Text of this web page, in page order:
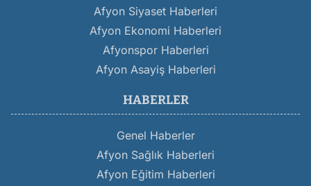
Afyon Siyaset Haberleri
Afyon Ekonomi Haberleri
Afyonspor Haberleri
Afyon Asayiş Haberleri
HABERLER
Genel Haberler
Afyon Sağlık Haberleri
Afyon Eğitim Haberleri